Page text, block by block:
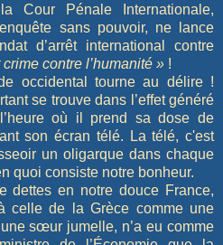
Cour Pénale Internationale,
sans pouvoir, ne lance
d’arrêt international contre
contre l’humanité » !
occidental tourne au délire !
se trouve dans l’effet généré
où il prend sa dose de
son écran télé. La télé, c'est
un oligarque dans chaque
quoi consiste notre bonheur.
dettes en notre douce France,
celle de la Grèce comme une
sœur jumelle, n’a eu comme